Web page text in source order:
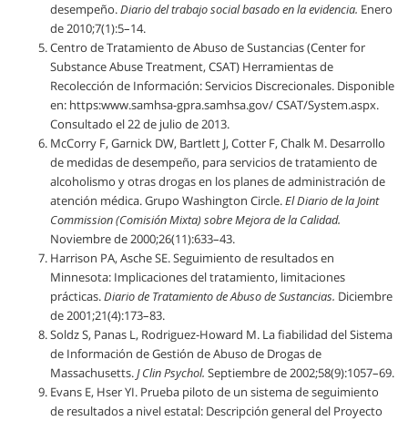
desempeño.Diario del trabajo social basado en la evidencia. Enero
de 2010;7(1):5–14.
Centro de Tratamiento de Abuso de Sustancias (Center for
Substance Abuse Treatment, CSAT) Herramientas de
Recolección de Información: Servicios Discrecionales. Disponible
en: https:www.samhsa-gpra.samhsa.gov/ CSAT/System.aspx.
Consultado el 22 de julio de 2013.
McCorry F, Garnick DW, Bartlett J, Cotter F, Chalk M. Desarrollo
de medidas de desempeño, para servicios de tratamiento de
alcoholismo y otras drogas en los planes de administración de
atención médica. Grupo Washington Circle.El Diario de la Joint
Commission (Comisión Mixta) sobre Mejora de la Calidad.
Noviembre de 2000;26(11):633–43.
Harrison PA, Asche SE. Seguimiento de resultados en
Minnesota: Implicaciones del tratamiento, limitaciones
prácticas.Diario de Tratamiento de Abuso de Sustancias. Diciembre
de 2001;21(4):173–83.
Soldz S, Panas L, Rodriguez-Howard M. La fiabilidad del Sistema
de Información de Gestión de Abuso de Drogas de
Massachusetts.J Clin Psychol. Septiembre de 2002;58(9):1057–69.
Evans E, Hser YI. Prueba piloto de un sistema de seguimiento
de resultados a nivel estatal: Descripción general del Proyecto